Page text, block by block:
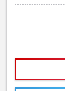
約4分、地下鉄有楽